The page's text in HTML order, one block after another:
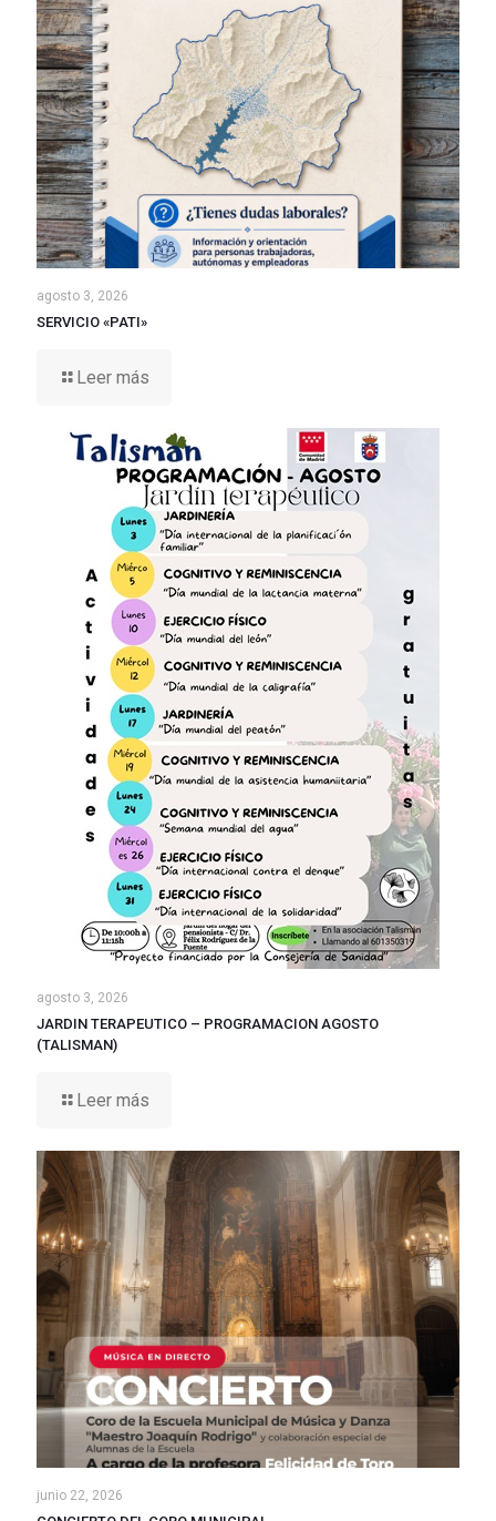
agosto 3, 2026
SERVICIO «PATI»
Leer más
agosto 3, 2026
JARDIN TERAPEUTICO – PROGRAMACION AGOSTO
(TALISMAN)
Leer más
junio 22, 2026